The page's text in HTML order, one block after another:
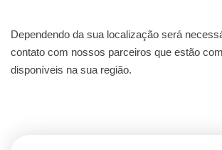
Dependendo da sua localização será
contato com nossos parceiros que estão
disponíveis na sua região.